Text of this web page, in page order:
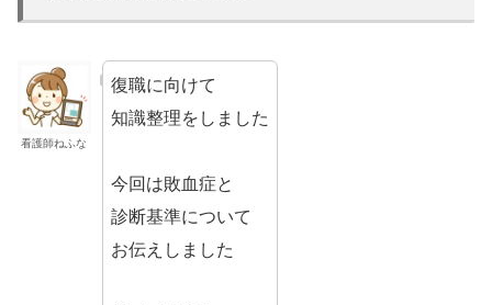
看護師ねふな
復職に向けて
知識整理をしました
今回は敗血症と
診断基準について
お伝えしました